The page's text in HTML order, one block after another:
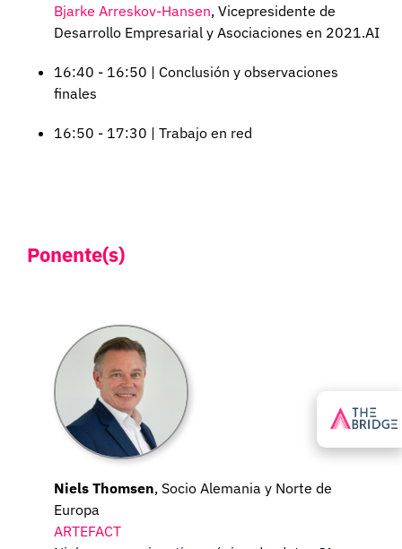
Bjarke Arreskov-Hansen, Vicepresidente de
Desarrollo Empresarial y Asociaciones en 2021.AI
16:40 - 16:50 | Conclusión y observaciones
finales
16:50 - 17:30 | Trabajo en red
Ponente(s)
Niels Thomsen, Socio Alemania y Norte de
Europa
ARTEFACT